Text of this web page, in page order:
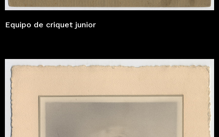
Equipo de criquet junior